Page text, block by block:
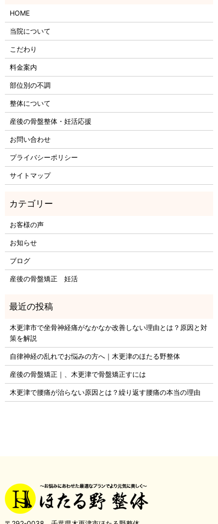
HOME
当院について
こだわり
料金案内
部位別の不調
整体について
産後の骨盤整体・妊活応援
お問い合わせ
プライバシーポリシー
サイトマップ
お客様の声
お知らせ
ブログ
産後の骨盤矯正 妊活
木更津市で坐骨神経痛がなかなか改善しない理由とは？原因と対
策を解説
自律神経の乱れでお悩みの方へ｜木更津のほたる野整体
産後の骨盤矯正｜、木更津で骨盤矯正すには
木更津で腰痛が治らない原因とは？繰り返す腰痛の本当の理由